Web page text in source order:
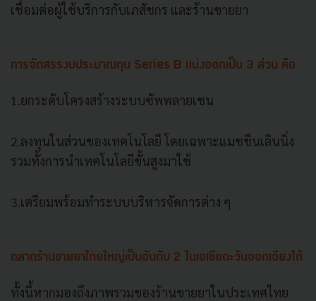
เชื่อมต่อผู้ใช้บริการกับเภสัชกร และร้านขายยา
การจัดสรรงบประมาณทุน Series B แบ่งออกเป็น 3 ส่วน คือ
1.ยกระดับโครงสร้างระบบซัพพลายเชน
2.ลงทุนในส่วนของเทคโนโลยี โดยเฉพาะแมชชีนเลินนิ่ง
รวมทั้งการนำเทคโนโลยีขั้นสูงมาใช้
3.เตรียมพร้อมทำระบบบริหารจัดการต่าง ๆ
ตลาดร้านขายยาไทยใหญ่เป็นอันดับ 2 ในเอเชียตะวันออกเฉียงใต้
ทั้งนี้หากมองถึงภาพรวมของร้านขายยาในประเทศไทย